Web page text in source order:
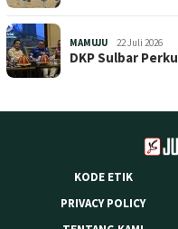
MAMUJU 22 Juli 2026
DKP Sulbar
KODE ETIK
PRIVACY POLICY